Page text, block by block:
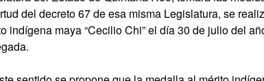
del decreto 67 de esa misma Legislatura, se
indígena maya “Cecilio Chi” el día 30 de julio del